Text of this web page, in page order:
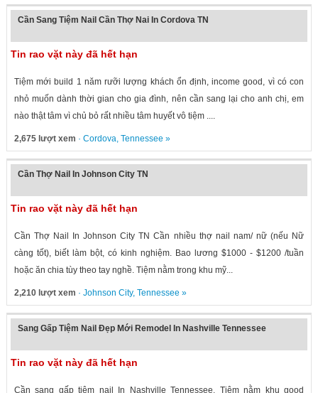
Cần Sang Tiệm Nail Cần Thợ Nai In Cordova TN
Tin rao vặt này đã hết hạn
Tiệm mới build 1 năm rưỡi lượng khách ổn định, income good, vì có con
nhỏ muốn dành thời gian cho gia đình, nên cần sang lại cho anh chị, em
nào thật tâm vì chủ bỏ rất nhiều tâm huyết vô tiệm ....
2,675 lượt xem · Cordova, Tennessee »
Cần Thợ Nail In Johnson City TN
Tin rao vặt này đã hết hạn
Cần Thợ Nail In Johnson City TN Cần nhiều thợ nail nam/ nữ (nếu Nữ
càng tốt), biết làm bột, có kinh nghiệm. Bao lương $1000 - $1200 /tuần
hoặc ăn chia tùy theo tay nghề. Tiệm nằm trong khu mỹ...
2,210 lượt xem · Johnson City, Tennessee »
Sang Gấp Tiệm Nail Đẹp Mới Remodel In Nashville Tennessee
Tin rao vặt này đã hết hạn
Cần sang gấp tiệm nail In Nashville Tennessee. Tiệm nằm khu good